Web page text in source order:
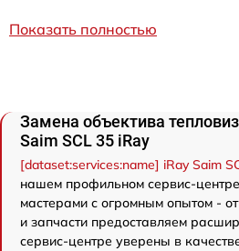
Показать полностью
Замена объектива
Saim SCL 35 iRay
[dataset:services:name] iRay Saim
нашем профильном сервис-
мастерами с огромным опытом -
и запчасти предоставляем
сервис-центре уверены в